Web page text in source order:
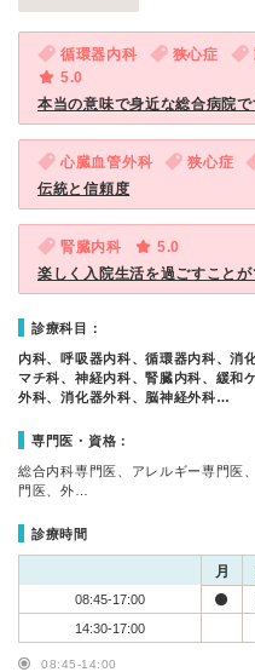
循環器内科 狭心症
5.0
本当の意味で身近な総合病院で
心臓血管外科 狭心症
伝統と信頼度
腎臓内科
5.0
楽しく入院生活を過ごすこと
診療科目：
内科、呼吸器内科、循環器内科、消
マチ科、神経内科、腎臓内科、緩和
外科、消化器外科、脳神経外科…
専門医・資格：
総合内科専門医、アレルギー専門医
門医、外…
診療時間
月
08:45-17:00
14:30-17:00
08:45-14:00